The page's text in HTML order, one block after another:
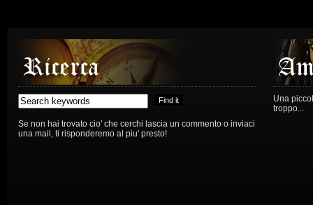
Se non hai trovato cio' che cerchi lascia un commento o inviaci
una mail, ti risponderemo al piu' presto!
Una
troppo...